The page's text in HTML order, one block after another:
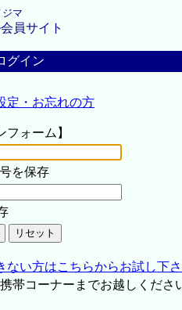
ジマ
員サイト
グイン
定・お忘れの方
フォーム】
を保存
ない方はこちらからお試し下
帯コーナーまでお越しくださ